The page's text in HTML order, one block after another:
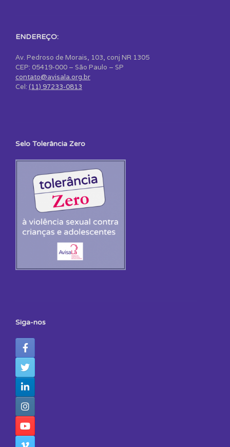
ENDEREÇO:
Av. Pedroso de Morais, 103, conj NR 1305
CEP: 05419-000 – São Paulo – SP
contato@avisala.org.br
Cel: (11) 97233-0813
Selo Tolerância Zero
Siga-nos